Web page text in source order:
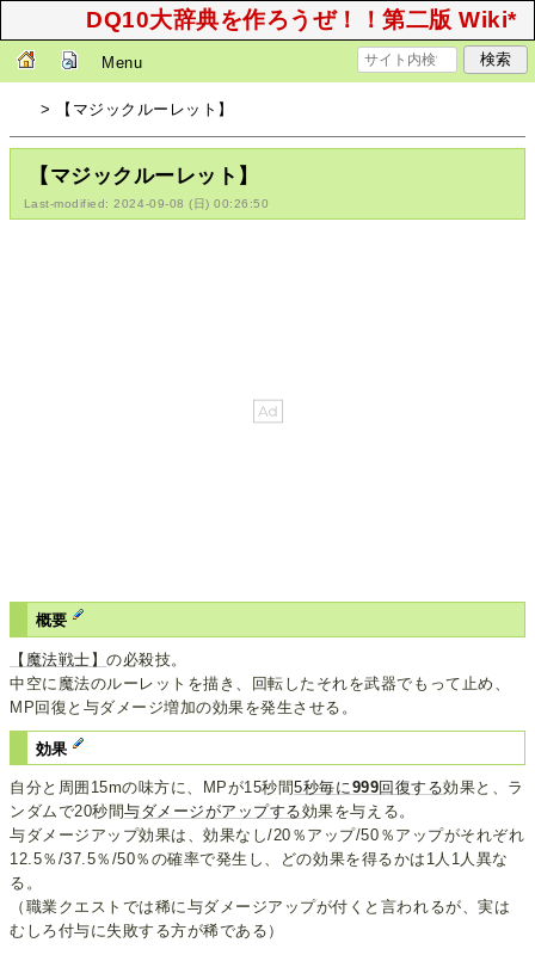
DQ10大辞典を作ろうぜ！！第二版 Wiki*
Menu
> 【マジックルーレット】
【マジックルーレット】
Last-modified: 2024-09-08 (日) 00:26:50
概要
【魔法戦士】の必殺技。
中空に魔法のルーレットを描き、回転したそれを武器でもって止め、
MP回復と与ダメージ増加の効果を発生させる。
効果
自分と周囲15mの味方に、MPが15秒間5秒毎に999回復する効果と、ラ
ンダムで20秒間与ダメージがアップする効果を与える。
与ダメージアップ効果は、効果なし/20％アップ/50％アップがそれぞれ
12.5％/37.5％/50％の確率で発生し、どの効果を得るかは1人1人異な
る。
（職業クエストでは稀に与ダメージアップが付くと言われるが、実は
むしろ付与に失敗する方が稀である）